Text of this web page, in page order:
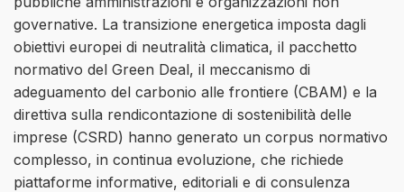
governative. La transizione energetica imposta dagli
obiettivi europei di neutralità climatica, il pacchetto
normativo del Green Deal, il meccanismo di
adeguamento del carbonio alle frontiere (CBAM) e la
direttiva sulla rendicontazione di sostenibilità delle
imprese (CSRD) hanno generato un corpus normativo
complesso, in continua evoluzione, che richiede
piattaforme informative, editoriali e di consulenza